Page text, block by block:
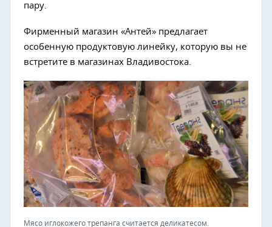
пару.
Фирменный магазин «Антей» предлагает
особенную продуктовую линейку, которую вы не
встретите в магазинах Владивостока.
Мясо иглокожего трепанга считается деликатесом.